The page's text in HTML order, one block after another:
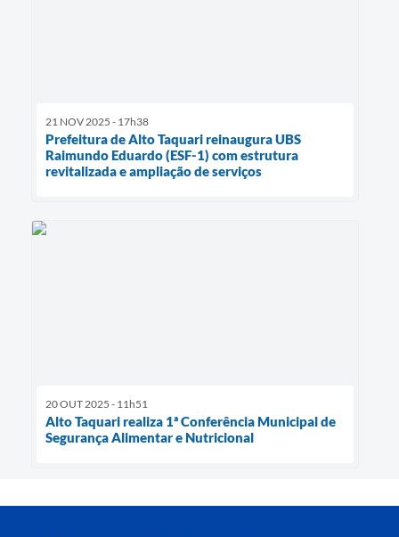
21 NOV 2025 - 17h38
Prefeitura de Alto Taquari reinaugura UBS
Raimundo Eduardo (ESF-1) com estrutura
revitalizada e ampliação de serviços
20 OUT 2025 - 11h51
Alto Taquari realiza 1ª Conferência Municipal de
Segurança Alimentar e Nutricional